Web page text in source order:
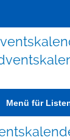
Menü für